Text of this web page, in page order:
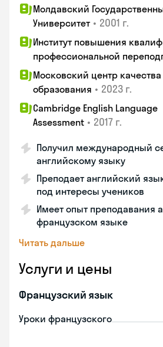
Молдавский
Университет • 2001 г.
Институт повышения
профессиональной
Московский центр качества
образования • 2023 г.
Cambridge English Language
Assessment • 2017 г.
Получил международный
английскому языку
Преподает английский
под интересы учеников
Имеет опыт преподавания
французском языке
Читать дальше
Услуги и цены
Французский язык
Уроки французского